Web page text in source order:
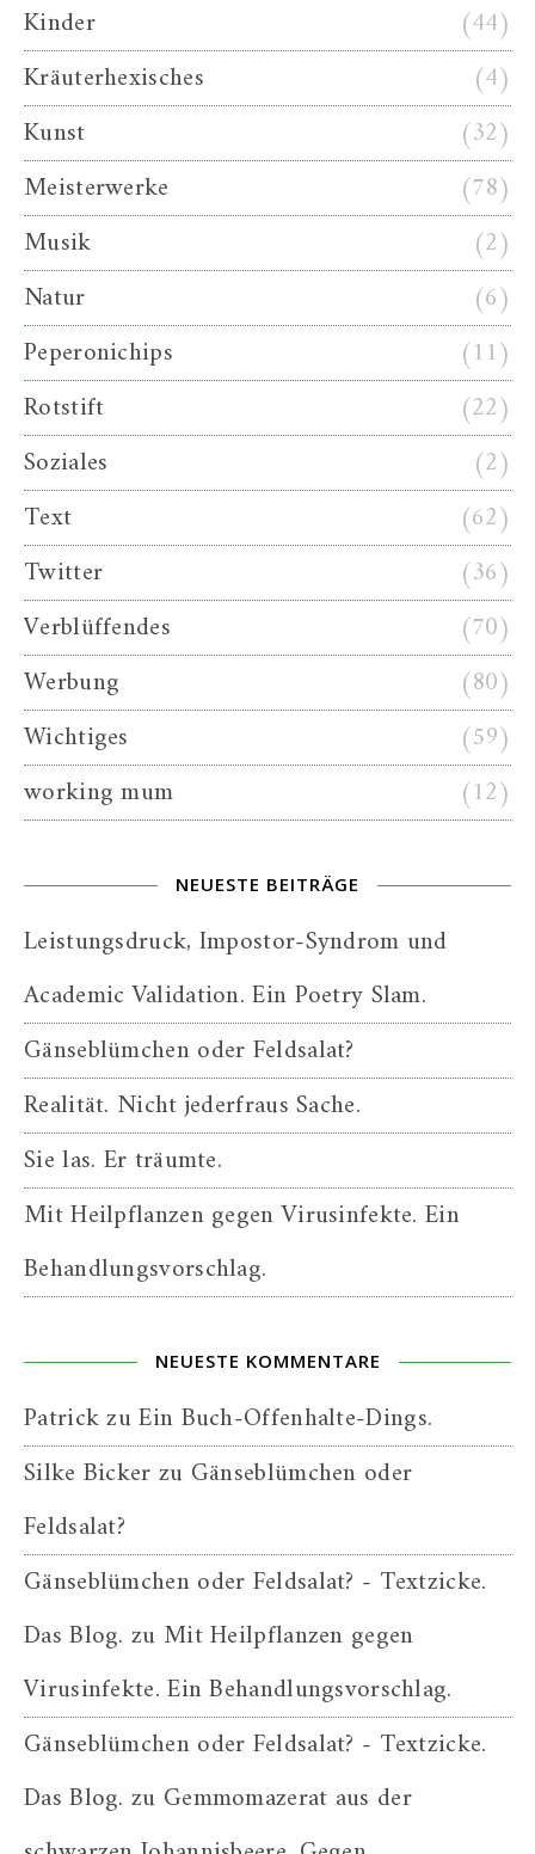
Kinder
(44)
Kräuterhexisches
(4)
Kunst
(32)
Meisterwerke
(78)
Musik
(2)
Natur
(6)
Peperonichips
(11)
Rotstift
(22)
Soziales
(2)
Text
(62)
Twitter
(36)
Verblüffendes
(70)
Werbung
(80)
Wichtiges
(59)
working mum
(12)
NEUESTE BEITRÄGE
Leistungsdruck, Impostor-Syndrom und
Academic Validation. Ein Poetry Slam.
Gänseblümchen oder Feldsalat?
Realität. Nicht jederfraus Sache.
Sie las. Er träumte.
Mit Heilpflanzen gegen Virusinfekte. Ein
Behandlungsvorschlag.
NEUESTE KOMMENTARE
PatrickzuEin Buch-Offenhalte-Dings.
Silke Bickerzu Gänseblümchen oder
Feldsalat?
Gänseblümchen oder Feldsalat? - Textzicke.
Das Blog. zu Mit Heilpflanzen gegen
Virusinfekte. Ein Behandlungsvorschlag.
Gänseblümchen oder Feldsalat? - Textzicke.
Das Blog. zu Gemmomazerat aus der